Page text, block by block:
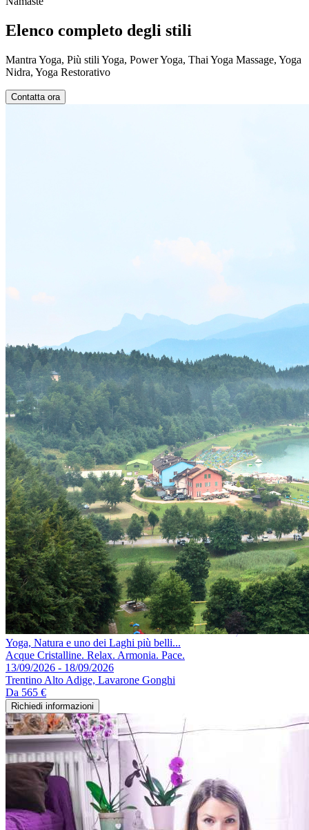
Elenco completo degli stili
Mantra Yoga, Più stili Yoga, Power Yoga, Thai Yoga Massage, Yoga
Nidra, Yoga Restorativo
Contatta ora
Yoga, Natura e uno dei Laghi più belli...
Acque Cristalline. Relax. Armonia. Pace.
13/09/2026 - 18/09/2026
Trentino Alto Adige, Lavarone Gonghi
Da 565 €
Richiedi informazioni